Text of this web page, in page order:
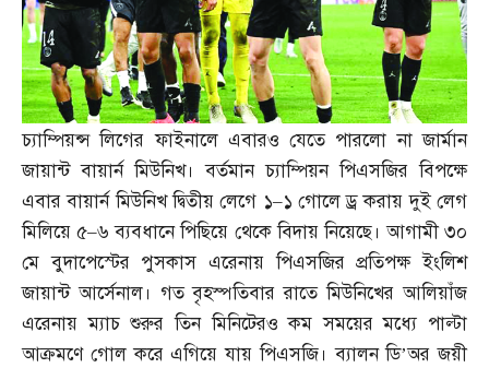
চ্যাম্পিয়ন্স লিগের ফাইনালে এবারও যেতে পারলো না জার্মান
জায়ান্ট বায়ার্ন মিউনিখ। বর্তমান চ্যাম্পিয়ন পিএসজির বিপক্ষে
এবার বায়ার্ন মিউনিখ দ্বিতীয় লেগে ১–১ গোলে ড্র করায় দুই লেগ
মিলিয়ে ৫–৬ ব্যবধানে পিছিয়ে থেকে বিদায় নিয়েছে। আগামী ৩০
মে বুদাপেস্টের পুসকাস এরেনায় পিএসজির প্রতিপক্ষ ইংলিশ
জায়ান্ট আর্সেনাল। গত বৃহস্পতিবার রাতে মিউনিখের আলিয়াঁজ
এরেনায় ম্যাচ শুরুর তিন মিনিটেরও কম সময়ের মধ্যে পাল্টা
আক্রমণে গোল করে এগিয়ে যায় পিএসজি। ব্যালন ডি’অর জয়ী